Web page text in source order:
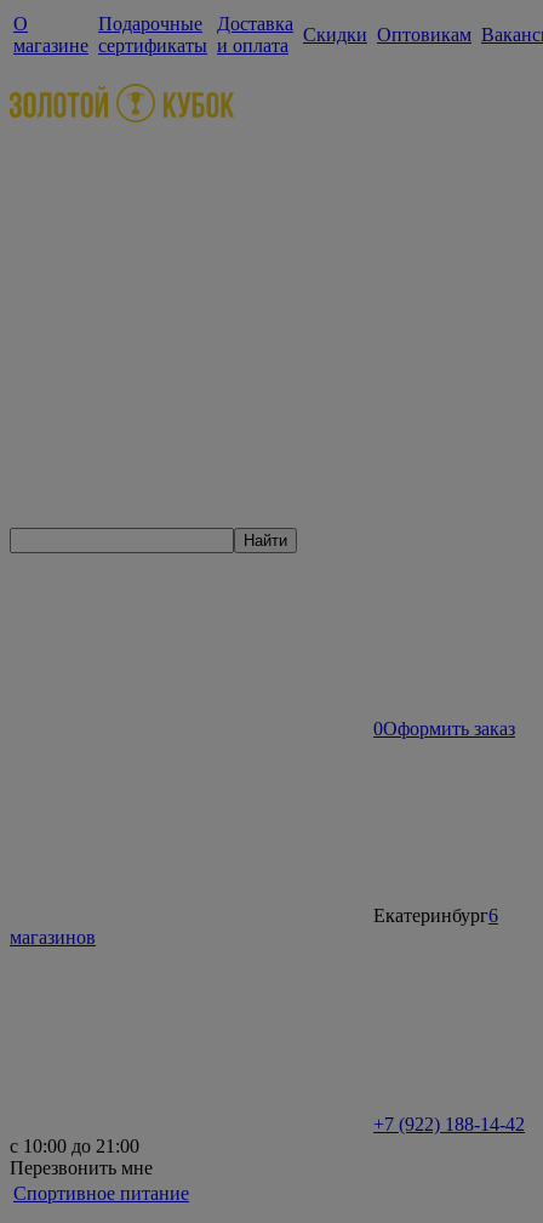
О
магазине
Подарочные
сертификаты
Доставка
и оплата
Скидки Оптовикам
Найти
0Оформить заказ
Екатеринбург6
магазинов
+7 (922) 188-14-42
с 10:00 до 21:00
Перезвонить мне
Спортивное питание